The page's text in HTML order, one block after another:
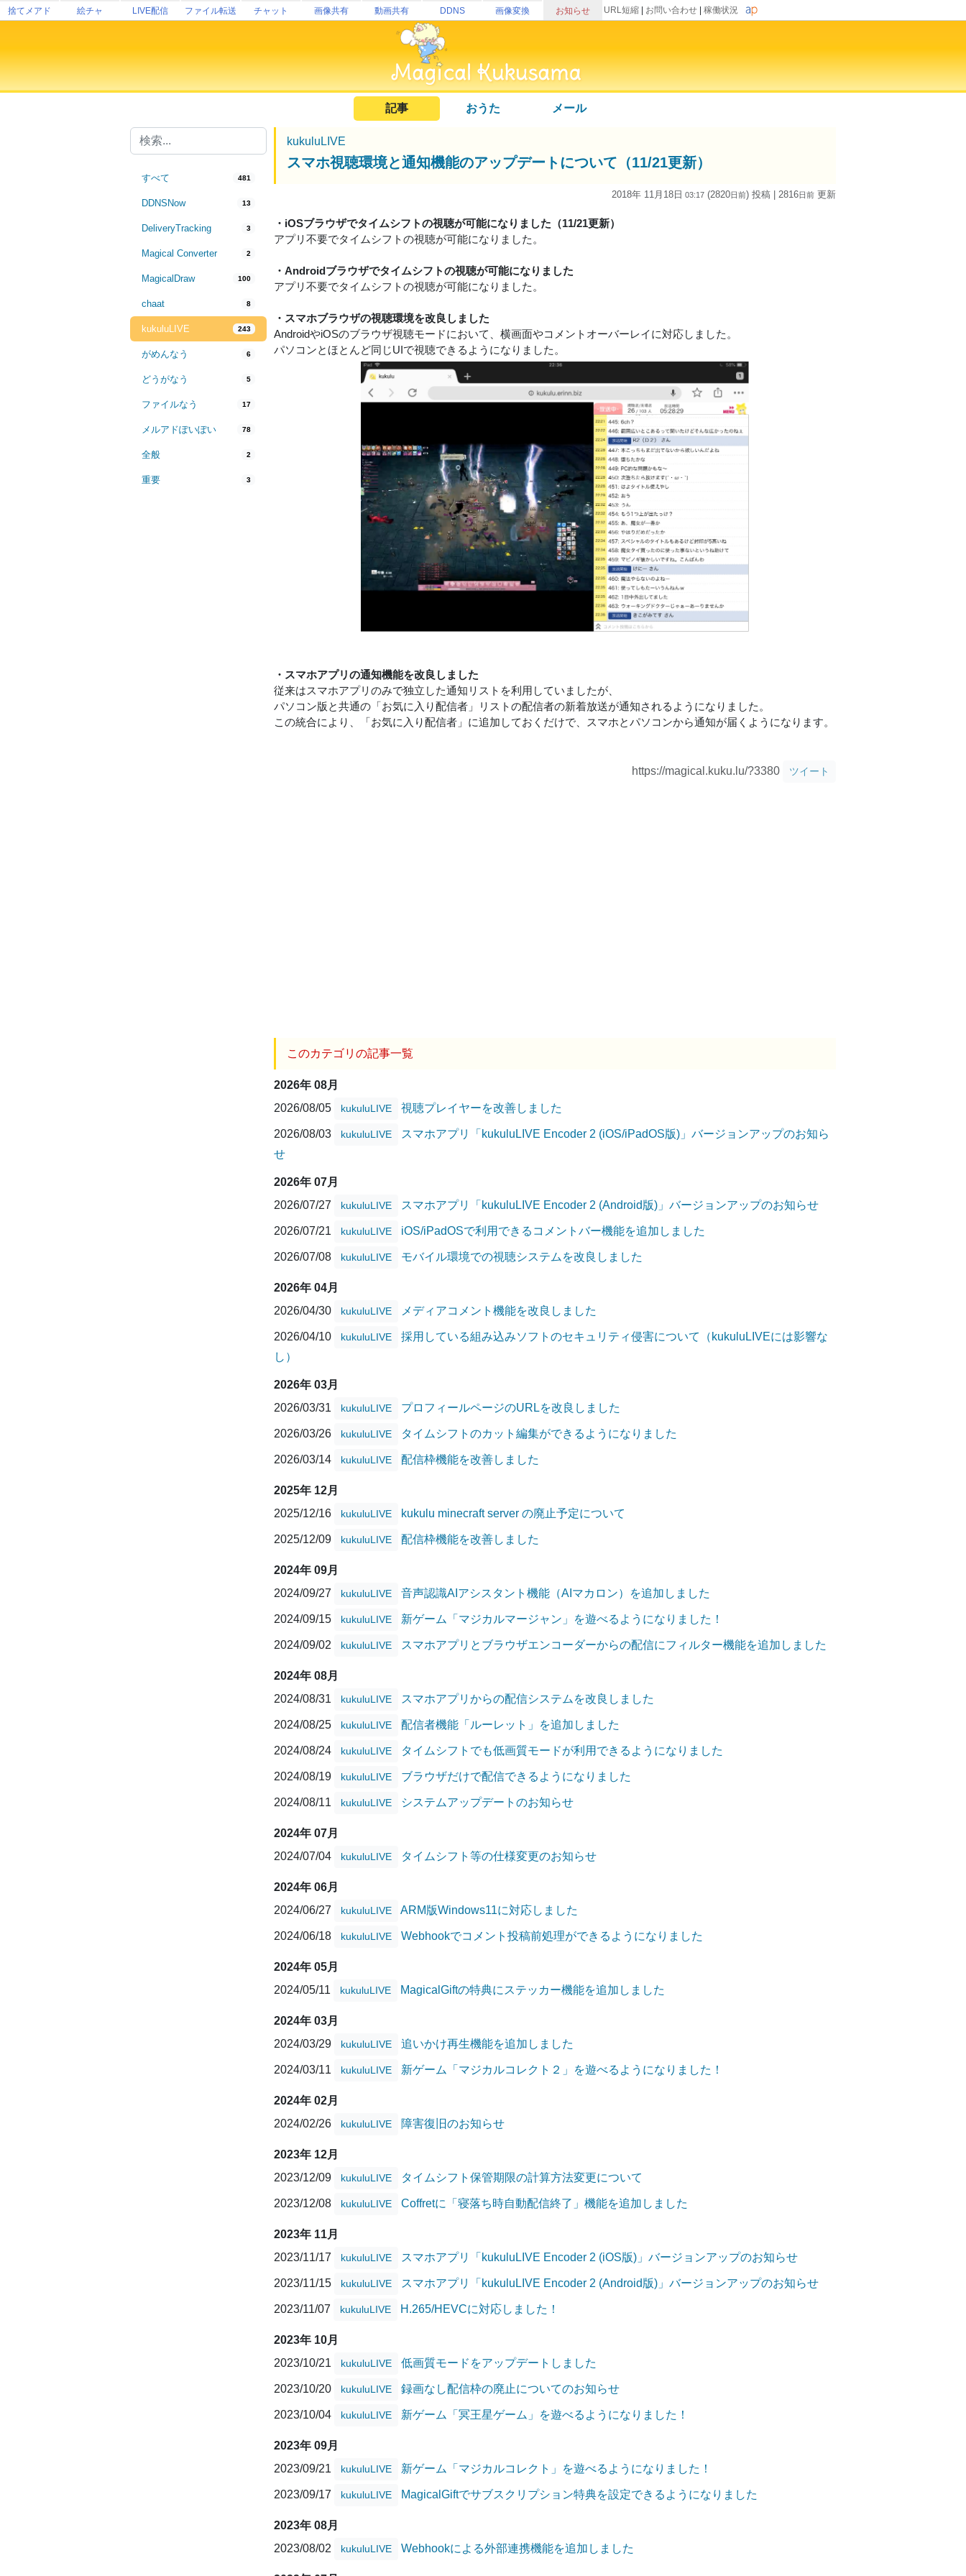
捨てメアド 絵チャ LIVE配信 ファイル転送 チャット 画像共有 動画共有 DDNS 画像変換 お知らせ URL短縮 お問い合わせ 稼働状況
記事 おうた メール
すべて 481
DDNSNow 13
DeliveryTracking 3
Magical Converter 2
MagicalDraw 100
chaat 8
kukuluLIVE 243
がめんなう 6
どうがなう 5
ファイルなう 17
メルアドぽいぽい 78
全般 2
重要 3
kukuluLIVE
スマホ視聴環境と通知機能のアップデートについて（11/21更新）
2018年 11月18日 03:17 (2820日前) 投稿 | 2816日前 更新
・iOSブラウザでタイムシフトの視聴が可能になりました（11/21更新）
アプリ不要でタイムシフトの視聴が可能になりました。
・Androidブラウザでタイムシフトの視聴が可能になりました
アプリ不要でタイムシフトの視聴が可能になりました。
・スマホブラウザの視聴環境を改良しました
AndroidやiOSのブラウザ視聴モードにおいて、横画面やコメントオーバーレイに対応しました。
パソコンとほとんど同じUIで視聴できるようになりました。
・スマホアプリの通知機能を改良しました
従来はスマホアプリのみで独立した通知リストを利用していましたが、
パソコン版と共通の「お気に入り配信者」リストの配信者の新着放送が通知されるようになりました。
この統合により、「お気に入り配信者」に追加しておくだけで、スマホとパソコンから通知が届くようになります。
https://magical.kuku.lu/?3380 ツイート
このカテゴリの記事一覧
2026年 08月
2026/08/05
kukuluLIVE 視聴プレイヤーを改善しました
2026/08/03 kukuluLIVE
スマホアプリ「kukuluLIVE Encoder 2 (iOS/iPadOS版)」バージョンアップのお知ら
せ
2026年 07月
2026/07/27
kukuluLIVE スマホアプリ「kukuluLIVE Encoder 2 (Android版)」バージョンアップのお知らせ
2026/07/21 kukuluLIVE iOS/iPadOSで利用できるコメントバー機能を追加しました
2026/07/08 kukuluLIVE モバイル環境での視聴システムを改良しました
2026年 04月
2026/04/30
kukuluLIVE メディアコメント機能を改良しました
2026/04/10 kukuluLIVE
採用している組み込みソフトのセキュリティ侵害について（kukuluLIVEには影響な
し）
2026年 03月
2026/03/31
kukuluLIVE プロフィールページのURLを改良しました
2026/03/26 kukuluLIVE タイムシフトのカット編集ができるようになりました
2026/03/14 kukuluLIVE 配信枠機能を改善しました
2025年 12月
2025/12/16
kukuluLIVE kukulu minecraft server の廃止予定について
2025/12/09 kukuluLIVE 配信枠機能を改善しました
2024年 09月
2024/09/27
kukuluLIVE 音声認識AIアシスタント機能（AIマカロン）を追加しました
2024/09/15 kukuluLIVE 新ゲーム「マジカルマージャン」を遊べるようになりました！
2024/09/02 kukuluLIVE スマホアプリとブラウザエンコーダーからの配信にフィルター機能を追加しました
2024年 08月
2024/08/31
kukuluLIVE スマホアプリからの配信システムを改良しました
2024/08/25 kukuluLIVE 配信者機能「ルーレット」を追加しました
2024/08/24 kukuluLIVE タイムシフトでも低画質モードが利用できるようになりました
2024/08/19 kukuluLIVE ブラウザだけで配信できるようになりました
2024/08/11 kukuluLIVE システムアップデートのお知らせ
2024年 07月
2024/07/04
kukuluLIVE タイムシフト等の仕様変更のお知らせ
2024年 06月
2024/06/27
kukuluLIVE ARM版Windows11に対応しました
2024/06/18 kukuluLIVE Webhookでコメント投稿前処理ができるようになりました
2024年 05月
2024/05/11
kukuluLIVE MagicalGiftの特典にステッカー機能を追加しました
2024年 03月
2024/03/29
kukuluLIVE 追いかけ再生機能を追加しました
2024/03/11 kukuluLIVE 新ゲーム「マジカルコレクト２」を遊べるようになりました！
2024年 02月
2024/02/26
kukuluLIVE 障害復旧のお知らせ
2023年 12月
2023/12/09
kukuluLIVE タイムシフト保管期限の計算方法変更について
2023/12/08 kukuluLIVE Coffretに「寝落ち時自動配信終了」機能を追加しました
2023年 11月
2023/11/17
kukuluLIVE スマホアプリ「kukuluLIVE Encoder 2 (iOS版)」バージョンアップのお知らせ
2023/11/15 kukuluLIVE スマホアプリ「kukuluLIVE Encoder 2 (Android版)」バージョンアップのお知らせ
2023/11/07 kukuluLIVE H.265/HEVCに対応しました！
2023年 10月
2023/10/21
kukuluLIVE 低画質モードをアップデートしました
2023/10/20 kukuluLIVE 録画なし配信枠の廃止についてのお知らせ
2023/10/04 kukuluLIVE 新ゲーム「冥王星ゲーム」を遊べるようになりました！
2023年 09月
2023/09/21
kukuluLIVE 新ゲーム「マジカルコレクト」を遊べるようになりました！
2023/09/17 kukuluLIVE MagicalGiftでサブスクリプション特典を設定できるようになりました
2023年 08月
2023/08/02
kukuluLIVE Webhookによる外部連携機能を追加しました